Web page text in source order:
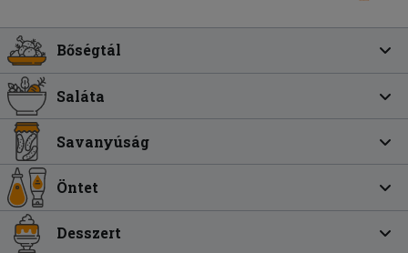
Bőségtál
Saláta
Savanyúság
Öntet
Desszert